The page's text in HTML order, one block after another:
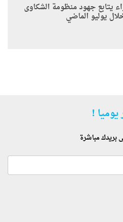
يتابع جهود منظومة الشكاوى
يوليو الماضي
!
بريدك مباشرة